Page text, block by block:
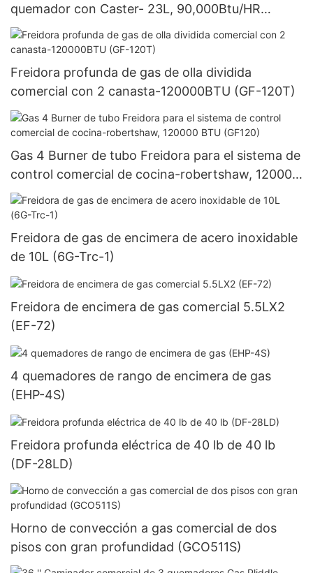
quemador con Caster- 23L, 90,000Btu/HR
(GF90)
Freidora profunda de gas de olla dividida
comercial con 2 canasta-120000BTU (GF-120T)
Gas 4 Burner de tubo Freidora para el sistema de
control comercial de cocina-robertshaw, 120000
BTU (GF120)
Freidora de gas de encimera de acero inoxidable
de 10L (6G-Trc-1)
Freidora de encimera de gas comercial 5.5LX2
(EF-72)
4 quemadores de rango de encimera de gas
(EHP-4S)
Freidora profunda eléctrica de 40 lb de 40 lb
(DF-28LD)
Horno de convección a gas comercial de dos
pisos con gran profundidad (GCO511S)